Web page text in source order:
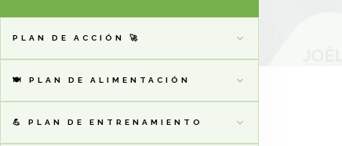
PLAN DE ACCIÓN 🚀
🍽️ PLAN DE ALIMENTACIÓN
💪 PLAN DE ENTRENAMIENTO